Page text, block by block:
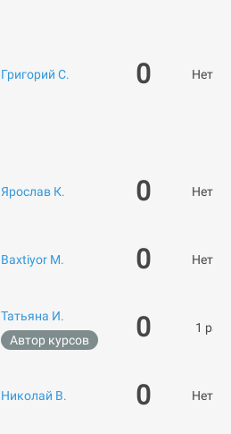
Григорий С. 0 Нет
Ярослав К. 0 Нет
Baxtiyor M. 0 Нет
Татьяна И.
Автор курсов
0 1
Николай В. 0 Нет